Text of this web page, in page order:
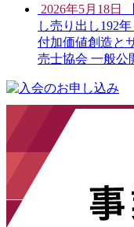
2026年5月18日
し売り出し192
付加価値創造と
売士協会 一般公